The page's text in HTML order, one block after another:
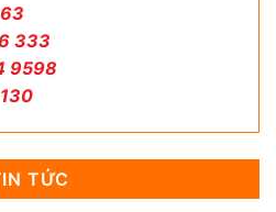
333
9598
TỨC